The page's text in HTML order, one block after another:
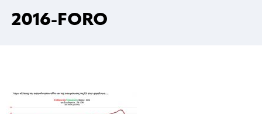
2016-FORO